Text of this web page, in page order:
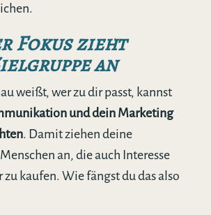
Fokus zieht
an
weißt, wer zu dir passt, kannst
und dein Marketing
. Damit ziehen deine
an, die auch Interesse
zu kaufen. Wie fängst du das also